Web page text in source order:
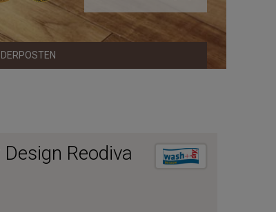
Reodiva